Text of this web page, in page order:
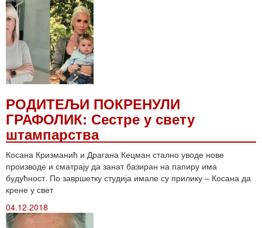
РОДИТЕЉИ ПОКРЕНУЛИ
ГРАФОЛИК: Сестре у свету
штампарства
Косана Кризманић и Драгана Кецман стално уводе нове
производе и сматрају да занат базиран на папиру има
будућност. По завршетку студија имале су прилику – Косана да
крене у свет
04.12.2018